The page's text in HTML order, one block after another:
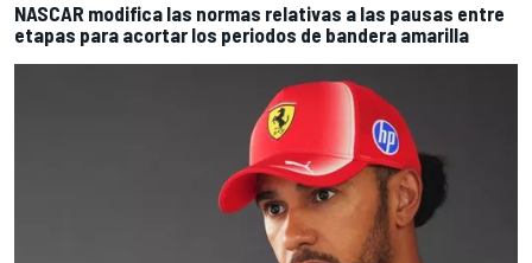
NASCAR modifica las normas relativas a las pausas entre
etapas para acortar los periodos de bandera amarilla